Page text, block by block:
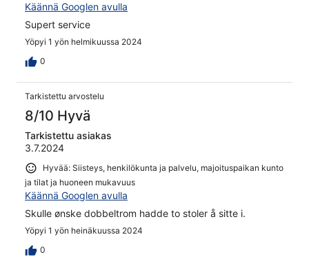
Käännä Googlen avulla
Supert service
Yöpyi 1 yön helmikuussa 2024
0
Tarkistettu arvostelu
8/10 Hyvä
Tarkistettu asiakas
3.7.2024
Hyvää: Siisteys, henkilökunta ja palvelu, majoituspaikan kunto
ja tilat ja huoneen mukavuus
Käännä Googlen avulla
Skulle ønske dobbeltrom hadde to stoler å sitte i.
Yöpyi 1 yön heinäkuussa 2024
0